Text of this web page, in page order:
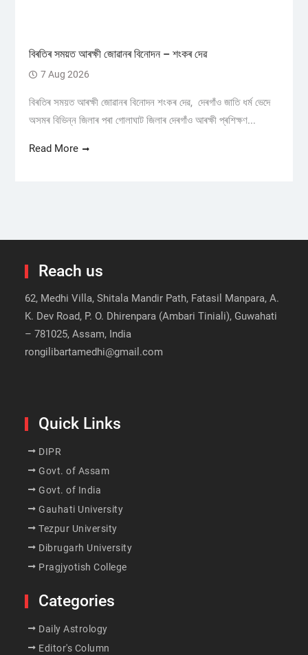
বিৰতিৰ সময়ত আৰক্ষী জোৱানৰ বিনোদন – শংকৰ দেৱ
7 Aug 2026
বিৰতিৰ সময়ত আৰক্ষী জোৱানৰ বিনোদন শংকৰ দেৱ, দেৰগাঁও জাতি ধৰ্ম ভেদে
অসমৰ বিভিন্ন জিলাৰ পৰা গোলাঘাট জিলাৰ দেৰগাঁও আৰক্ষী প্ৰশিক্ষণ...
Read More
Reach us
62, Medhi Villa, Shitala Mandir Path, Fatasil Manpara, A.
K. Dev Road, P. O. Dhirenpara (Ambari Tiniali), Guwahati
– 781025, Assam, India
rongilibartamedhi@gmail.com
Quick Links
DIPR
Govt. of Assam
Govt. of India
Gauhati University
Tezpur University
Dibrugarh University
Pragjyotish College
Categories
Daily Astrology
Editor's Column